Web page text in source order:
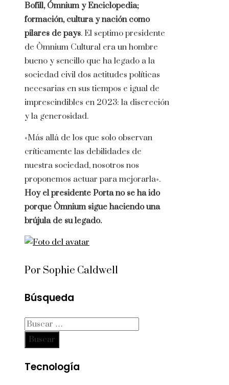
Bofill, Ómnium y Enciclopedia;
formación, cultura y nación como
pilares de pays. El septimo presidente
de Òmnium Cultural era un hombre
bueno y sencillo que ha legado a la
sociedad civil dos actitudes políticas
necesarias en sus tiempos e igual de
imprescindibles en 2023: la discreción
y la generosidad.
«Más allá de los que solo observan
críticamente las debilidades de
nuestra sociedad, nosotros nos
proponemos actuar para mejorarla».
Hoy el presidente Porta no se ha ido
porque Òmnium sigue haciendo una
brújula de su legado.
Por Sophie Caldwell
Búsqueda
Buscar:
Tecnología